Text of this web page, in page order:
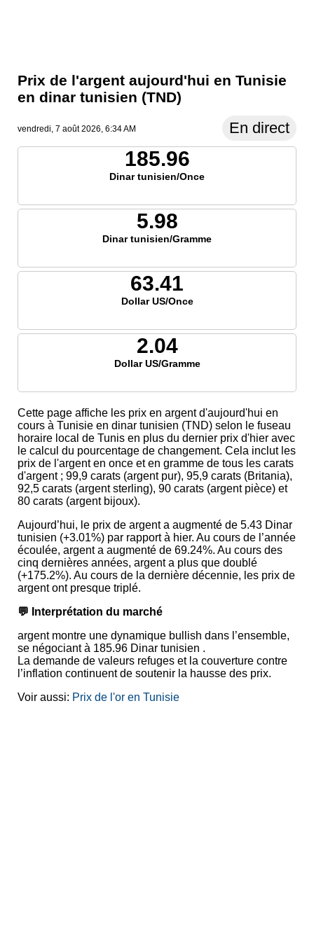
Prix ​​de l'argent aujourd'hui en Tunisie
en dinar tunisien (TND)
vendredi, 7 août 2026, 6:34 AM En direct
185.96
Dinar tunisien/Once
5.98
Dinar tunisien/Gramme
63.41
Dollar US/Once
2.04
Dollar US/Gramme
Cette page affiche les prix en argent d'aujourd'hui en
cours à Tunisie en dinar tunisien (TND) selon le fuseau
horaire local de Tunis en plus du dernier prix d'hier avec
le calcul du pourcentage de changement. Cela inclut les
prix de l'argent en once et en gramme de tous les carats
d'argent ; 99,9 carats (argent pur), 95,9 carats (Britania),
92,5 carats (argent sterling), 90 carats (argent pièce) et
80 carats (argent bijoux).
Aujourd’hui, le prix de argent a augmenté de 5.43 Dinar
tunisien (+3.01%) par rapport à hier. Au cours de l’année
écoulée, argent a augmenté de 69.24%. Au cours des
cinq dernières années, argent a plus que doublé
(+175.2%). Au cours de la dernière décennie, les prix de
argent ont presque triplé.
💬 Interprétation du marché
argent montre une dynamique bullish dans l’ensemble,
se négociant à 185.96 Dinar tunisien .
La demande de valeurs refuges et la couverture contre
l’inflation continuent de soutenir la hausse des prix.
Voir aussi: Prix de l'or en Tunisie